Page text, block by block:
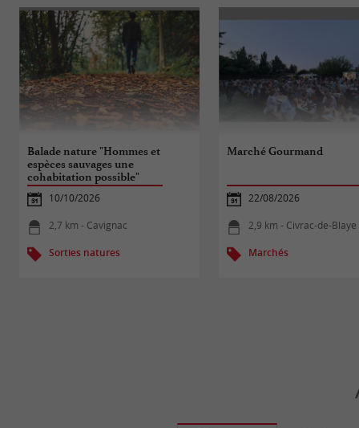
Balade nature "Hommes et
espèces sauvages une
cohabitation possible"
10/10/2026
2,7 km - Cavignac
Sorties natures
Marché Gourmand
22/08/2026
2,9 km - Civrac-de-Blaye
Marchés